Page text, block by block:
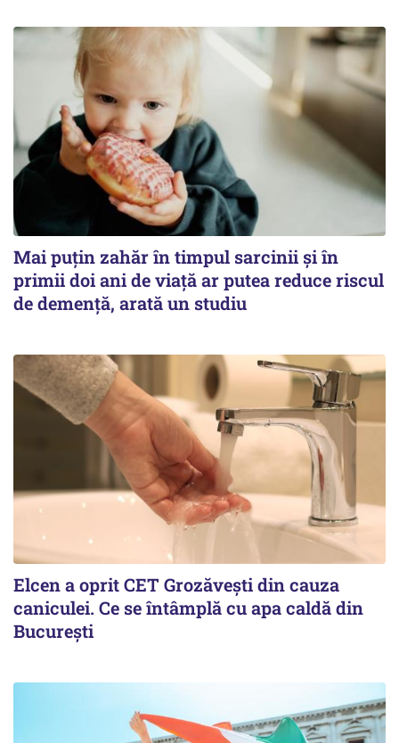
Mai puțin zahăr în timpul sarcinii și în
primii doi ani de viață ar putea reduce riscul
de demență, arată un studiu
Elcen a oprit CET Grozăvești din cauza
caniculei. Ce se întâmplă cu apa caldă din
București